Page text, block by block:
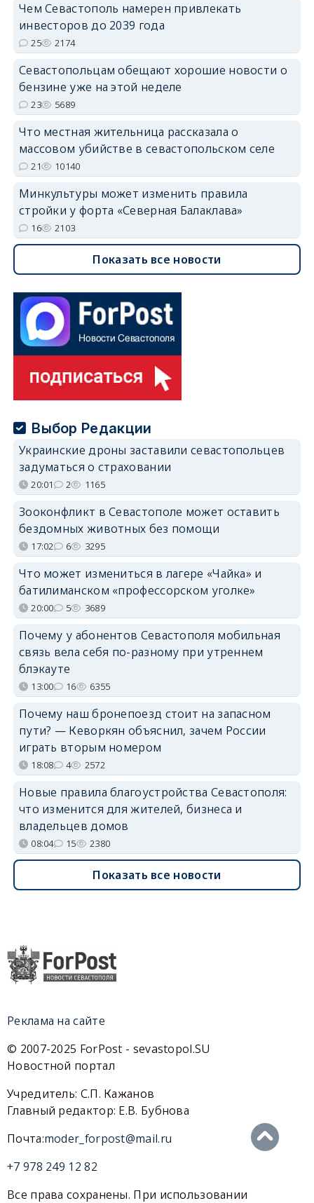
Чем Севастополь намерен привлекать
инвесторов до 2039 года
25 2174
Севастопольцам обещают хорошие новости о
бензине уже на этой неделе
23 5689
Что местная жительница рассказала о
массовом убийстве в севастопольском селе
21 10140
Минкультуры может изменить правила
стройки у форта «Северная Балаклава»
16 2103
Показать все новости
Выбор Редакции
Украинские дроны заставили севастопольцев
задуматься о страховании
20:01 2 1165
Зооконфликт в Севастополе может оставить
бездомных животных без помощи
17:02 6 3295
Что может измениться в лагере «Чайка» и
батилиманском «профессорском уголке»
20:00 5 3689
Почему у абонентов Севастополя мобильная
связь вела себя по-разному при утреннем
блэкауте
13:00 16 6355
Почему наш бронепоезд стоит на запасном
пути? — Кеворкян объяснил, зачем России
играть вторым номером
18:08 4 2572
Новые правила благоустройства Севастополя:
что изменится для жителей, бизнеса и
владельцев домов
08:04 15 2380
Показать все новости
Реклама на сайте
© 2007-2025 ForPost - sevastopol.SU
Новостной портал
Учредитель: С.П. Кажанов
Главный редактор: Е.В. Бубнова
Почта:moder_forpost@mail.ru
+7 978 249 12 82
Все права сохранены. При использовании